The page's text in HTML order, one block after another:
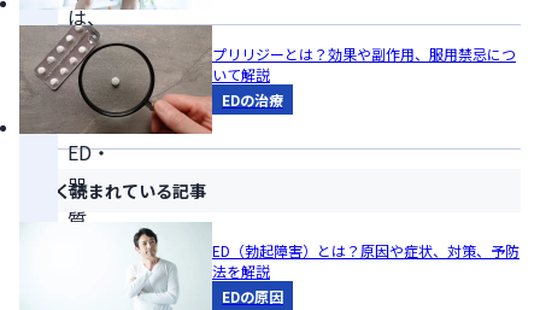
は、
薬
剤
ED・
器
質
プリリジーとは？効果や副作用、服用禁忌につ
いて解説
EDの治療
よく読まれている記事
ED（勃起障害）とは？原因や症状、対策、予防
法を解説
EDの原因